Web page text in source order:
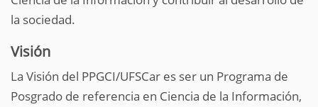
la sociedad.
Visión
La Visión del PPGCI/UFSCar es ser un Programa de
Posgrado de referencia en Ciencia de la Información,